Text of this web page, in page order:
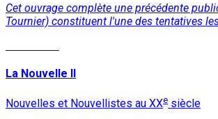
Cet ouvrage complète une précédente
Tournier) constituent l'une des tentatives
La Nouvelle II
Nouvelles et Nouvellistes au XXe siècle